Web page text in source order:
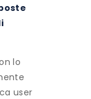
lo
user